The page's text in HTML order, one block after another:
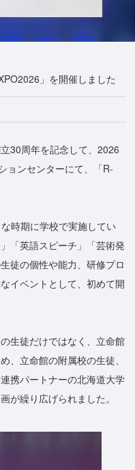
」を開催しました
30周年を記念して、2026
ョンセンターにて、「R-
時期に学校で実施してい
「英語スピーチ」「芸術発
徒の個性や能力、研修プロ
イベントとして、初めて開
生徒だけではなく、立命館
、立命館の附属校の生徒、
携パートナーの北海道大学
が繰り広げられました。